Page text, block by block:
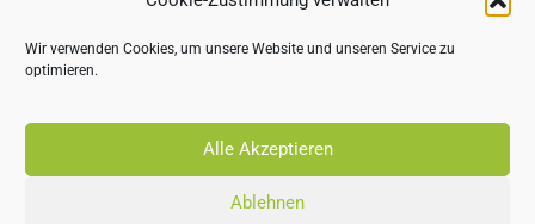
Wir verwenden Cookies, um unsere Website und unseren Service zu
optimieren.
Alle Akzeptieren
Ablehnen
Hebegriff vorne und hinten
Hebegriff vorne und hinten zum Einfachen Tragen ins Lager, Auto
Schnelle und einfache Einstellung der Schnitthöhe. Mit nur einem